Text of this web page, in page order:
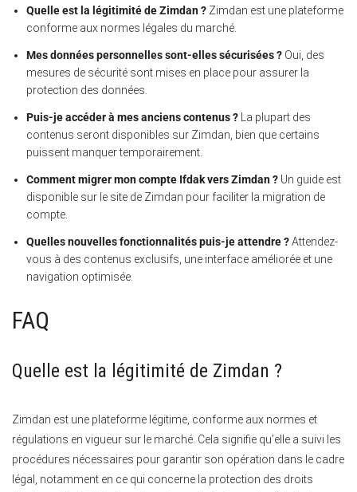
Quelle est la légitimité de Zimdan ? Zimdan est une plateforme
conforme aux normes légales du marché.
Mes données personnelles sont-elles sécurisées ? Oui, des
mesures de sécurité sont mises en place pour assurer la
protection des données.
Puis-je accéder à mes anciens contenus ? La plupart des
contenus seront disponibles sur Zimdan, bien que certains
puissent manquer temporairement.
Comment migrer mon compte Ifdak vers Zimdan ? Un guide est
disponible sur le site de Zimdan pour faciliter la migration de
compte.
Quelles nouvelles fonctionnalités puis-je attendre ?Attendez-
vous à des contenus exclusifs, une interface améliorée et une
navigation optimisée.
FAQ
Quelle est la légitimité de Zimdan ?
Zimdan est une plateforme légitime, conforme aux normes et
régulations en vigueur sur le marché. Cela signifie qu’elle a suivi les
procédures nécessaires pour garantir son opération dans le cadre
légal, notamment en ce qui concerne la protection des droits